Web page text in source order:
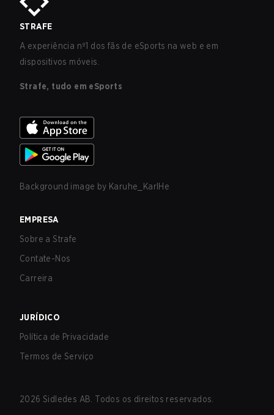
STRAFE
A experiência nº1 dos fãs de eSports na web e em
dispositivos móveis.
Strafe, tudo em eSports
Background image by Karuhe_KarlHe
EMPRESA
Sobre a Strafe
Contate-Nos
Carreira
JURÍDICO
Política de Privacidade
Termos de Serviço
2026 Sidledes AB. Todos os direitos reservados.